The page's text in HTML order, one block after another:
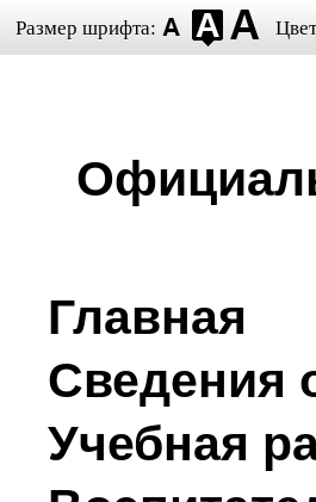
Размер шрифта:
Главная
Сведения
Учебная